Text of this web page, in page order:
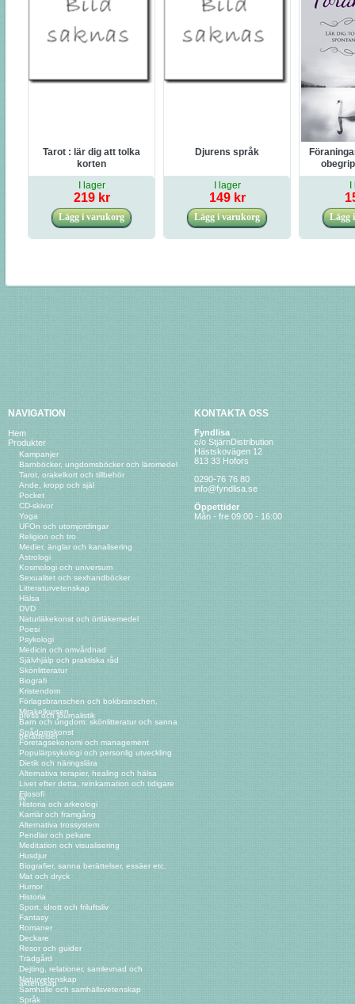
Tarot : lär dig att tolka
korten
I lager
219 kr
Djurens språk
I lager
149 kr
NAVIGATION
Hem
Produkter
Kampanjer
Barnböcker, ungdomsböcker och läromedel
Tarot, orakelkort och tillbehör
Ande, kropp och själ
Pocket
CD-skivor
Yoga
UFOn och utomjordingar
Religion och tro
Medier, änglar och kanalisering
Astrologi
Kosmologi och universum
Sexualitet och sexhandböcker
Litteraturvetenskap
Hälsa
DVD
Naturläkekonst och örtläkemedel
Poesi
Psykologi
Medicin och omvårdnad
Självhjälp och praktiska råd
Skönlitteratur
Biografi
Kristendom
Förlagsbranschen och bokbranschen,
press och journalistik
Mirakelkursen
Barn och ungdom: skönlitteratur och sanna
berättelser
Spådomskonst
Företagsekonomi och management
Populärpsykologi och personlig utveckling
Dietik och näringslära
Alternativa terapier, healing och hälsa
Livet efter detta, reinkarnation och tidigare
liv
Filosofi
Historia och arkeologi
Karriär och framgång
Alternativa trossystem
Pendlar och pekare
Meditation och visualisering
Husdjur
Biografier, sanna berättelser, essäer etc.
Mat och dryck
Humor
Historia
Sport, idrott och friluftsliv
Fantasy
Romaner
Deckare
Resor och guider
Trädgård
Dejting, relationer, samlevnad och
äktenskap
Naturvetenskap
Samhälle och samhällsvetenskap
Språk
KONTAKTA OSS
Fyndlisa
c/o StjärnDistribution
Hästskovägen 12
813 33 Hofors
0290-76 76 80
info@fyndlisa.se
Öppettider
Mån - fre 09:00 - 16:00